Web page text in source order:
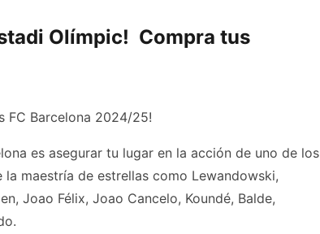
Olímpic! Compra tus
FC Barcelona 2024/25!
es asegurar tu lugar en la acción de uno de los
maestría de estrellas como Lewandowski,
Joao Félix, Joao Cancelo, Koundé, Balde,